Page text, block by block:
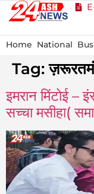
Home National
Tag:
इमरान मिंटोई –
सच्चा मसीहा(